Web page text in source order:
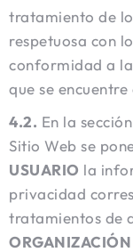
tratamiento de
respetuosa con
conformidad a
que se
4.2. En la
Sitio Web se
USUARIO la
privacidad
tratamientos de
ORGANIZACIÓN